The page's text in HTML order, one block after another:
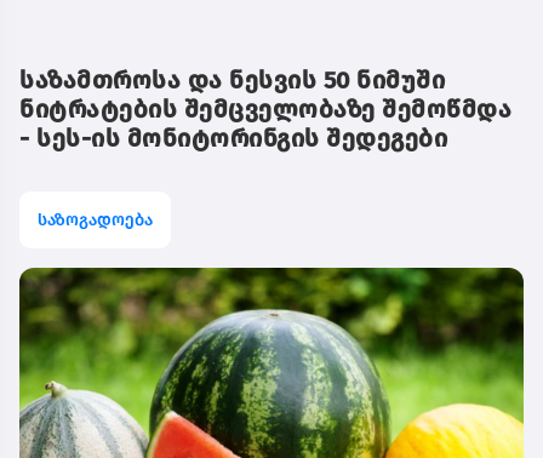
საზამთროსა და ნესვის 50 ნიმუში
ნიტრატების შემცველობაზე შემოწმდა
- სეს-ის მონიტორინგის შედეგები
საზოგადოება